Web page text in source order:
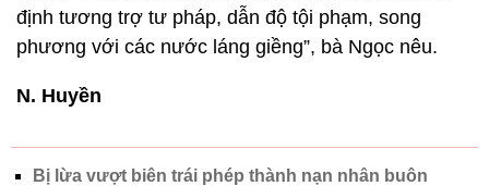
định tương trợ tư pháp, dẫn độ tội phạm, song
phương với các nước láng giềng”, bà Ngọc nêu.
N. Huyền
Bị lừa vượt biên trái phép thành nạn nhân buôn